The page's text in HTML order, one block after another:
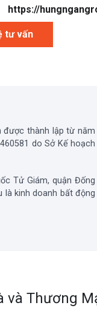
https://
tư vấn
được thành lập từ năm
do Sở Kế hoạch
Tử Giám, quận Đống
là kinh doanh bất động
và Thương